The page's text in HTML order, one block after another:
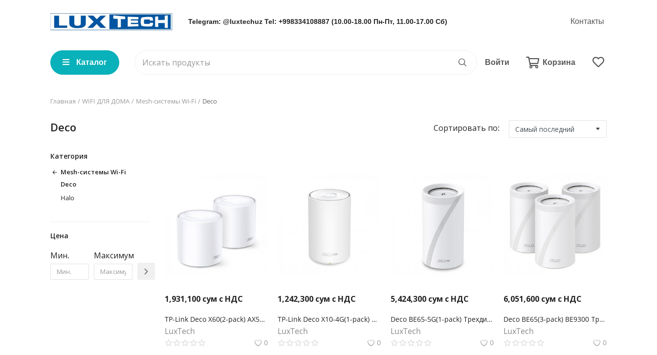
Telegram: @luxtechuz Tel: +998334108887 (10.00-18.00 Пн-Пт, 11.00-17.00 Сб) Контакты
Каталог Войти Корзина
Главная WIFI ДЛЯ ДОМА Mesh-системы Wi-Fi Deco
Deco Сортировать по:
Категория
Mesh-системы Wi-Fi
Deco
Halo
Цена
Мин. Максимум
1,931,100 сум с НДС
TP-Link Deco X60(2-pack) AX5400 Mesh-система Wi-Fi 6
LuxTech
0
1,242,300 сум с НДС
TP-Link Deco X10-4G(1-pack) AX1500 Маршрутизатор Mesh-системы Wi-Fi 6 с 4G+ модемом
LuxTech
0
5,424,300 сум с НДС
Deco BE65-5G(1-pack) Трехдиапазонная Mesh-модуль Wi-Fi 7 BE11000 с поддержкой 5G
LuxTech
0
6,051,600 сум с НДС
Deco BE65(3-pack) BE9300 Трехдиапазонная Mesh-система Wi-Fi 7
LuxTech
0